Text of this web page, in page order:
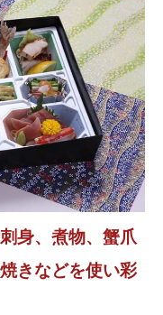
身、煮物、蟹爪
きなどを使い彩